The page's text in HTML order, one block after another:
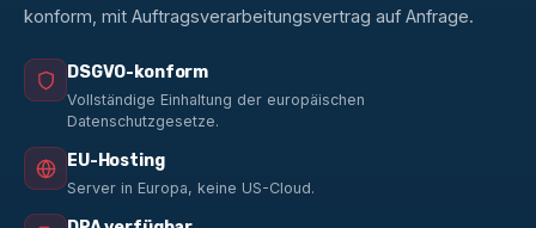
konform, mit Auftragsverarbeitungsvertrag auf Anfrage.
DSGVO-konform
Vollständige Einhaltung der europäischen
Datenschutzgesetze.
EU-Hosting
Server in Europa, keine US-Cloud.